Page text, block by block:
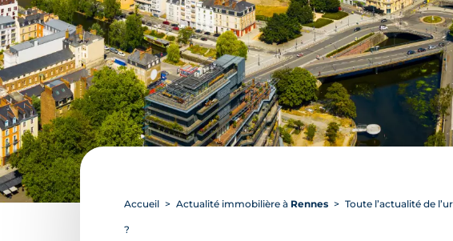
Accueil Actualité immobilière à Rennes Toute l’actualité de
?